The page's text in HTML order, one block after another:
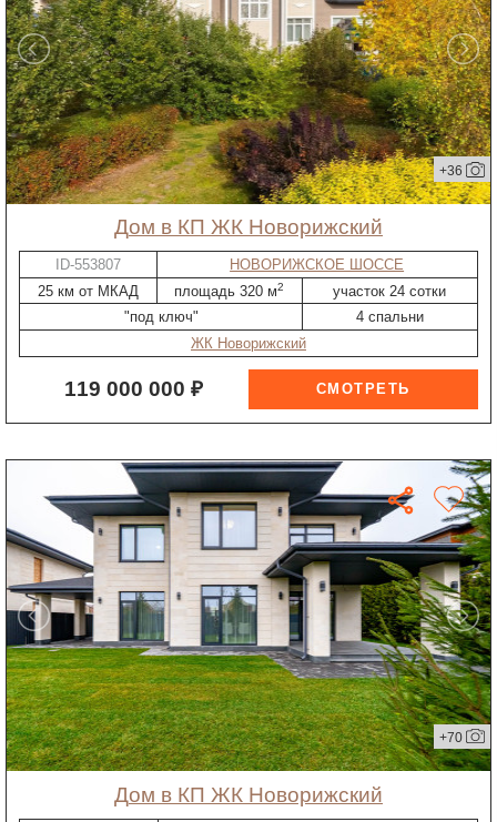
+36
дом в КП ЖК Новорижский
ID-553807
НОВОРИЖСКОЕ ШОССЕ
25 км от МКАД
площадь 320 м2
участок 24 сотки
"под ключ"
4 спальни
ЖК Новорижский
119 000 000 ₽
+70
дом в КП ЖК Новорижский